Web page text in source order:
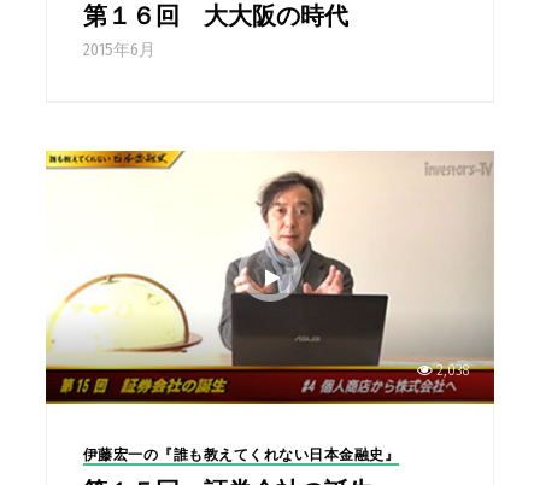
第１６回 大大阪の時代
2015年6月
2,038
伊藤宏一の『誰も教えてくれない日本金融史』